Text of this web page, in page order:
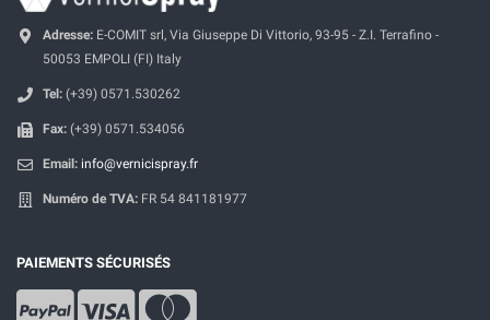
Adresse: E-COMIT srl, Via Giuseppe Di Vittorio, 93-95 - Z.I. Terrafino -
50053 EMPOLI (FI) Italy
Tel: (+39) 0571.530262
Fax: (+39) 0571.534056
Email: info@vernicispray.fr
Numéro de TVA: FR 54 841181977
PAIEMENTS SÉCURISÉS